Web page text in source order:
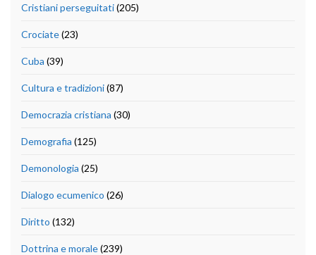
Cristiani perseguitati(205)
Crociate(23)
Cuba (39)
Cultura e tradizioni(87)
Democrazia cristiana (30)
Demografia (125)
Demonologia (25)
Dialogo ecumenico (26)
Diritto (132)
Dottrina e morale(239)